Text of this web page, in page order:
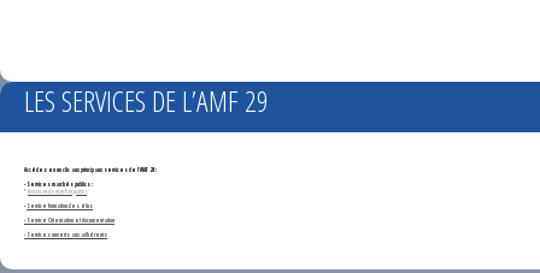
LES SERVICES DE L’AMF 29
Accédez en un clic aux principaux services de l'AMF 29 :
- Services marchés publics :
*Annonces de marchés publics
-Service formation des élus
- Service Orientation et documentation
- Services ouverts aux adhérents